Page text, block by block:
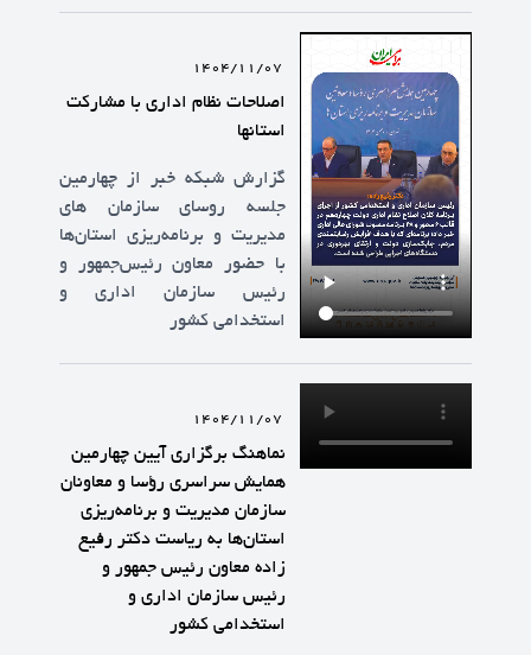
1404/11/07
اصلاحات نظام اداری با مشارکت
استانها
گزارش شبکه خبر از چهارمین
جلسه روسای سازمان های
مدیریت و برنامه‌ریزی استان‌ها
با حضور معاون رئیس‌جمهور و
رئیس سازمان اداری و
استخدامی کشور
1404/11/07
نماهنگ برگزاری آیین چهارمین
همایش سراسری رؤسا و معاونان
سازمان مدیریت و برنامه‌ریزی
استان‌ها به ریاست دکتر رفیع
زاده معاون رئیس جمهور و
رئیس سازمان اداری و
استخدامی کشور